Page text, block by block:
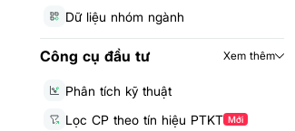
Dữ liệu nhóm ngành
Công cụ đầu tư Xem thêm
Phân tích kỹ thuật
Lọc CP theo tín hiệu PTKT Mới